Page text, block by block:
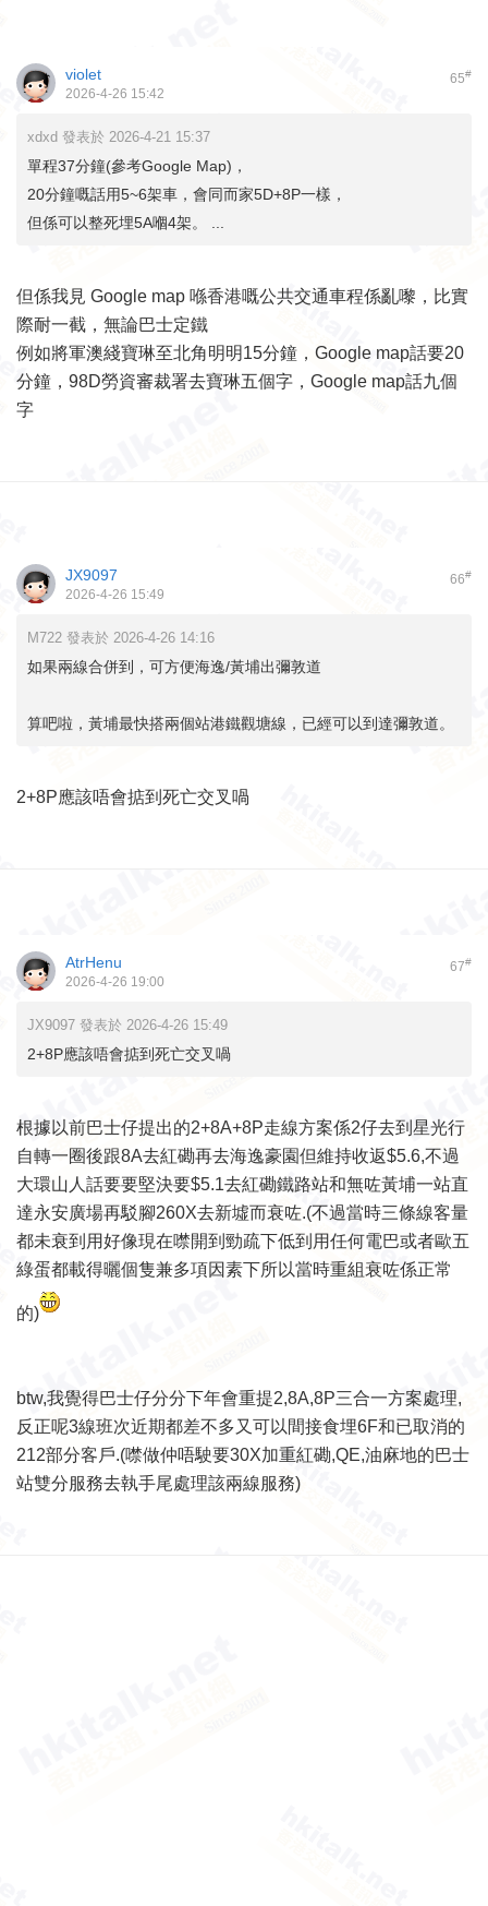
65#
violet
2026-4-26 15:42
xdxd 發表於 2026-4-21 15:37
單程37分鐘(參考Google Map)，
20分鐘嘅話用5~6架車，會同而家5D+8P一樣，
但係可以整死埋5A嗰4架。 ...
但係我見 Google map 喺香港嘅公共交通車程係亂嚟，比實
際耐一截，無論巴士定鐵
例如將軍澳綫寶琳至北角明明15分鐘，Google map話要20
分鐘，98D勞資審裁署去寶琳五個字，Google map話九個
字
66#
JX9097
2026-4-26 15:49
M722 發表於 2026-4-26 14:16
如果兩線合併到，可方便海逸/黃埔出彌敦道
算吧啦，黃埔最快搭兩個站港鐵觀塘線，已經可以到達彌敦道。
2+8P應該唔會掂到死亡交叉喎
67#
AtrHenu
2026-4-26 19:00
JX9097 發表於 2026-4-26 15:49
2+8P應該唔會掂到死亡交叉喎
根據以前巴士仔提出的2+8A+8P走線方案係2仔去到星光行
自轉一圈後跟8A去紅磡再去海逸豪園但維持收返$5.6,不過
大環山人話要要堅決要$5.1去紅磡鐵路站和無咗黃埔一站直
達永安廣場再駁腳260X去新墟而衰咗.(不過當時三條線客量
都未衰到用好像現在噤開到勁疏下低到用任何電巴或者歐五
綠蛋都載得曬個隻兼多項因素下所以當時重組衰咗係正常
的)
btw,我覺得巴士仔分分下年會重提2,8A,8P三合一方案處理,
反正呢3線班次近期都差不多又可以間接食埋6F和已取消的
212部分客戶.(噤做仲唔駛要30X加重紅磡,QE,油麻地的巴士
站雙分服務去執手尾處理該兩線服務)